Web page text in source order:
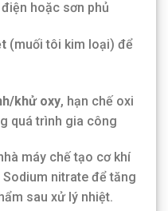
hoặc sơn phủ
(muối tôi kim loại) để
khử oxy, hạn chế oxi
quá trình gia công
máy chế tạo cơ khí
nitrate để tăng
sau xử lý nhiệt.